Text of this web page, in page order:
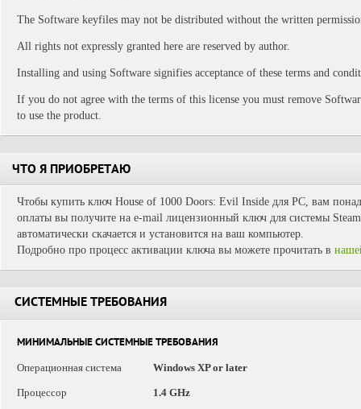
The Software keyfiles may not be distributed without the written
All rights not expressly granted here are reserved by author.
Installing and using Software signifies acceptance of these terms and
If you do not agree with the terms of this license you must remove
to use the product.
ЧТО Я ПРИОБРЕТАЮ
Чтобы купить ключ House of 1000 Doors: Evil Inside для PC, вам
оплаты вы получите на e-mail лицензионный ключ для системы
автоматически скачается и установится на ваш компьютер.
Подробно про процесс активации ключа вы можете прочитать в
СИСТЕМНЫЕ ТРЕБОВАНИЯ
МИНИМАЛЬНЫЕ СИСТЕМНЫЕ ТРЕБОВАНИЯ
Операционная система
Windows XP or later
Процессор 1.4 GHz